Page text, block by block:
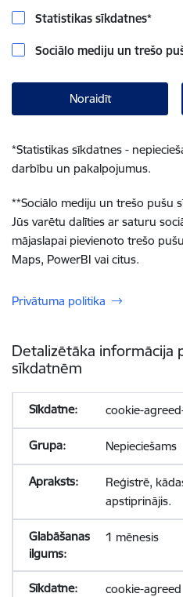
Statistikas sīkdatnes*
Sociālo mediju un trešo
Noraidīt
*Statistikas sīkdatnes -
darbību un pakalpojumus.
**Sociālo mediju un trešo pušu
Jūs varētu dalīties ar saturu
mājaslapai pievienoto trešo
Maps, PowerBI vai citus.
Privātuma politika
Detalizētāka informācija
sīkdatnēm
cookie-
Nepieciešams
Reģistrē,
apstiprinājis.
1 mēnesis
cookie-agreed